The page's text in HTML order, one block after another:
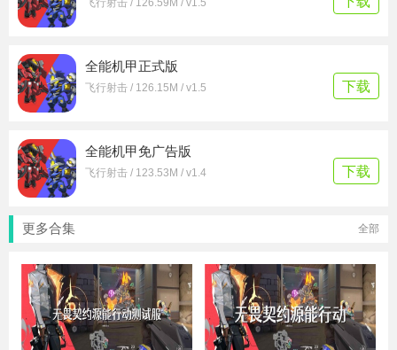
飞行射击 / 126.59M / v1.5
全能机甲正式版
飞行射击 / 126.15M / v1.5 下载
全能机甲免广告版
飞行射击 / 123.53M / v1.4 下载
更多合集 全部